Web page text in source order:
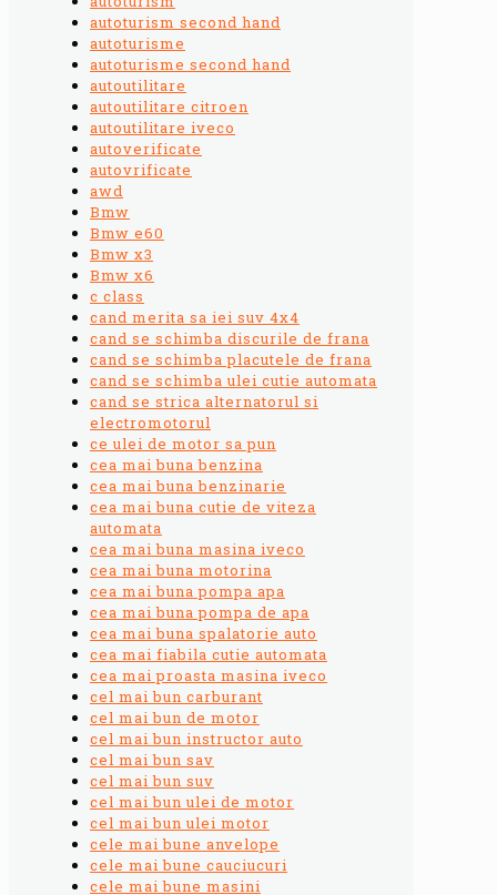
autoturism second hand
autoturisme
autoturisme second hand
autoutilitare
autoutilitare citroen
autoutilitare iveco
autoverificate
autovrificate
awd
Bmw
Bmw e60
Bmw x3
Bmw x6
c class
cand merita sa iei suv 4x4
cand se schimba discurile de frana
cand se schimba placutele de frana
cand se schimba ulei cutie automata
cand se strica alternatorul si
electromotorul
ce ulei de motor sa pun
cea mai buna benzina
cea mai buna benzinarie
cea mai buna cutie de viteza
automata
cea mai buna masina iveco
cea mai buna motorina
cea mai buna pompa apa
cea mai buna pompa de apa
cea mai buna spalatorie auto
cea mai fiabila cutie automata
cea mai proasta masina iveco
cel mai bun carburant
cel mai bun de motor
cel mai bun instructor auto
cel mai bun sav
cel mai bun suv
cel mai bun ulei de motor
cel mai bun ulei motor
cele mai bune anvelope
cele mai bune cauciucuri
cele mai bune masini